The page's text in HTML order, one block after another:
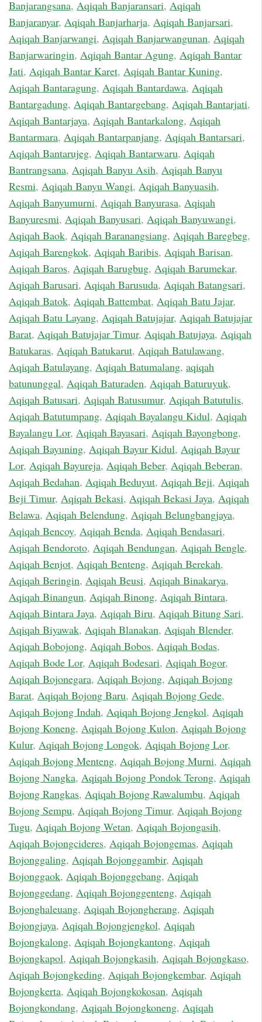
Banjarangsana, Aqiqah Banjaransari, Aqiqah
Banjaranyar, Aqiqah Banjarharja, Aqiqah Banjarsari,
Aqiqah Banjarwangi, Aqiqah Banjarwangunan, Aqiqah
Banjarwaringin, Aqiqah Bantar Agung, Aqiqah Bantar
Jati, Aqiqah Bantar Karet, Aqiqah Bantar Kuning,
Aqiqah Bantaragung, Aqiqah Bantardawa, Aqiqah
Bantargadung, Aqiqah Bantargebang, Aqiqah Bantarjati,
Aqiqah Bantarjaya, Aqiqah Bantarkalong, Aqiqah
Bantarmara, Aqiqah Bantarpanjang, Aqiqah Bantarsari,
Aqiqah Bantarujeg, Aqiqah Bantarwaru, Aqiqah
Bantrangsana, Aqiqah Banyu Asih, Aqiqah Banyu
Resmi, Aqiqah Banyu Wangi, Aqiqah Banyuasih,
Aqiqah Banyumurni, Aqiqah Banyurasa, Aqiqah
Banyuresmi, Aqiqah Banyusari, Aqiqah Banyuwangi,
Aqiqah Baok, Aqiqah Baranangsiang, Aqiqah Baregbeg,
Aqiqah Barengkok, Aqiqah Baribis, Aqiqah Barisan,
Aqiqah Baros, Aqiqah Barugbug, Aqiqah Barumekar,
Aqiqah Barusari, Aqiqah Barusuda, Aqiqah Batangsari,
Aqiqah Batok, Aqiqah Battembat, Aqiqah Batu Jajar,
Aqiqah Batu Layang, Aqiqah Batujajar, Aqiqah Batujajar
Barat, Aqiqah Batujajar Timur, Aqiqah Batujaya, Aqiqah
Batukaras, Aqiqah Batukarut, Aqiqah Batulawang,
Aqiqah Batulayang, Aqiqah Batumalang, aqiqah
batununggal, Aqiqah Baturaden, Aqiqah Baturuyuk,
Aqiqah Batusari, Aqiqah Batusumur, Aqiqah Batutulis,
Aqiqah Batutumpang, Aqiqah Bayalangu Kidul, Aqiqah
Bayalangu Lor, Aqiqah Bayasari, Aqiqah Bayongbong,
Aqiqah Bayuning, Aqiqah Bayur Kidul, Aqiqah Bayur
Lor, Aqiqah Bayureja, Aqiqah Beber, Aqiqah Beberan,
Aqiqah Bedahan, Aqiqah Beduyut, Aqiqah Beji, Aqiqah
Beji Timur, Aqiqah Bekasi, Aqiqah Bekasi Jaya, Aqiqah
Belawa, Aqiqah Belendung, Aqiqah Belungbangjaya,
Aqiqah Bencoy, Aqiqah Benda, Aqiqah Bendasari,
Aqiqah Bendoroto, Aqiqah Bendungan, Aqiqah Bengle,
Aqiqah Benjot, Aqiqah Benteng, Aqiqah Berekah,
Aqiqah Beringin, Aqiqah Beusi, Aqiqah Binakarya,
Aqiqah Binangun, Aqiqah Binong, Aqiqah Bintara,
Aqiqah Bintara Jaya, Aqiqah Biru, Aqiqah Bitung Sari,
Aqiqah Biyawak, Aqiqah Blanakan, Aqiqah Blender,
Aqiqah Bobojong, Aqiqah Bobos, Aqiqah Bodas,
Aqiqah Bode Lor, Aqiqah Bodesari, Aqiqah Bogor,
Aqiqah Bojonegara, Aqiqah Bojong, Aqiqah Bojong
Barat, Aqiqah Bojong Baru, Aqiqah Bojong Gede,
Aqiqah Bojong Indah, Aqiqah Bojong Jengkol, Aqiqah
Bojong Koneng, Aqiqah Bojong Kulon, Aqiqah Bojong
Kulur, Aqiqah Bojong Longok, Aqiqah Bojong Lor,
Aqiqah Bojong Menteng, Aqiqah Bojong Murni, Aqiqah
Bojong Nangka, Aqiqah Bojong Pondok Terong, Aqiqah
Bojong Rangkas, Aqiqah Bojong Rawalumbu, Aqiqah
Bojong Sempu, Aqiqah Bojong Timur, Aqiqah Bojong
Tugu, Aqiqah Bojong Wetan, Aqiqah Bojongasih,
Aqiqah Bojongcideres, Aqiqah Bojongemas, Aqiqah
Bojonggaling, Aqiqah Bojonggambir, Aqiqah
Bojonggaok, Aqiqah Bojonggebang, Aqiqah
Bojonggedang, Aqiqah Bojonggenteng, Aqiqah
Bojonghaleuang, Aqiqah Bojongherang, Aqiqah
Bojongjaya, Aqiqah Bojongjengkol, Aqiqah
Bojongkalong, Aqiqah Bojongkantong, Aqiqah
Bojongkapol, Aqiqah Bojongkasih, Aqiqah Bojongkaso,
Aqiqah Bojongkeding, Aqiqah Bojongkembar, Aqiqah
Bojongkerta, Aqiqah Bojongkokosan, Aqiqah
Bojongkondang, Aqiqah Bojongkoneng, Aqiqah